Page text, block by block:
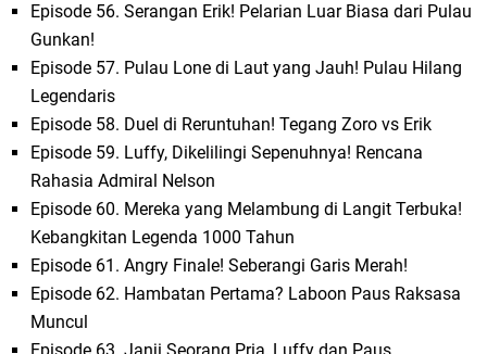
Episode 56. Serangan Erik! Pelarian Luar Biasa dari Pulau
Gunkan!
Episode 57. Pulau Lone di Laut yang Jauh! Pulau Hilang
Legendaris
Episode 58. Duel di Reruntuhan! Tegang Zoro vs Erik
Episode 59. Luffy, Dikelilingi Sepenuhnya! Rencana
Rahasia Admiral Nelson
Episode 60. Mereka yang Melambung di Langit Terbuka!
Kebangkitan Legenda 1000 Tahun
Episode 61. Angry Finale! Seberangi Garis Merah!
Episode 62. Hambatan Pertama? Laboon Paus Raksasa
Muncul